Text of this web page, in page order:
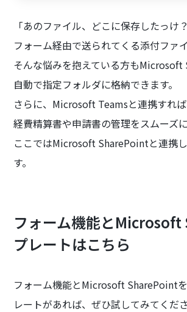
「あのファイル、どこに保存したっ
フォーム経由で送られてくる添付フ
そんな悩みを抱えている方も
自動で指定フォルダに格納できます。
さらに、Microsoft Teamsと連携すれ
経費精算書や申請書の管理をスムーズ
ここではMicrosoft SharePointと連携
す。
フォーム機能と
プレートはこちら
フォーム機能とMicrosoft SharePoint
レートがあれば、ぜひ試してみてくだ